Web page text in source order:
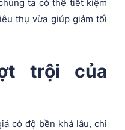
ta có thể tiết kiệm
thụ vừa giúp giảm tối
trội của
có độ bền khá lâu, chi